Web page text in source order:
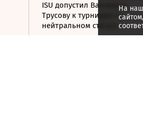
ISU допустил Валиеву и
Трусову к турнирам в
нейтральном статусе
На